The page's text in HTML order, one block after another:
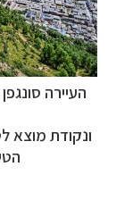
העיירה
ונקודת מוצא